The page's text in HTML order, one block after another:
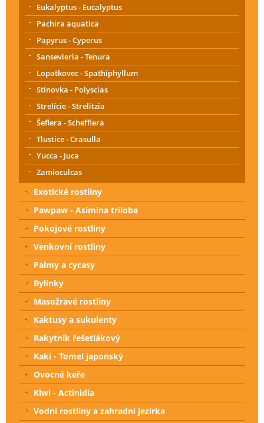
Eukalyptus - Eucalyptus
Pachira aquatica
Papyrus - Cyperus
Sansevieria - Tenura
Lopatkovec - Spathiphyllum
Stínovka - Polyscias
Strelície - Strelitzia
Šeflera - Schefflera
Tlustice - Crasulla
Yucca - Juca
Zamioculcas
Exotické rostliny
Pawpaw - Asimina triloba
Pokojové rostliny
Venkovní rostliny
Palmy a cycasy
Bylinky
Masožravé rostliny
Kaktusy a sukulenty
Rakytník řešetlákový
Kaki - Tomel japonský
Ovocné keře
Kiwi - Actinidia
Vodní rostliny a zahradní jezírka